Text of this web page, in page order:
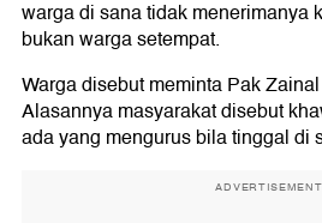
warga di sana tidak menerimanya
bukan warga setempat.
Warga disebut meminta Pak
Alasannya masyarakat disebut
ada yang mengurus bila tinggal di
ADVERTISEMENT